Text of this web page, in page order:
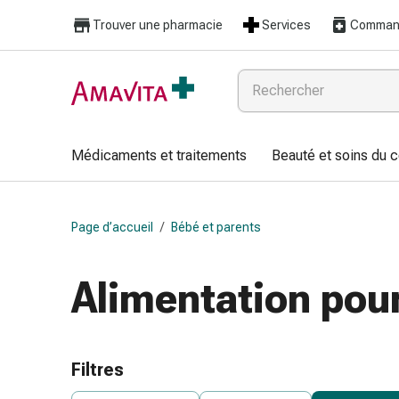
Médicaments
Lésions
cutanées
cicatrisation
élastiques
pour
Bandes
de
Trouver une pharmacie Services
Médicaments et traitements Beauté et soins du
Page d’accueil / Bébé et parents
Alimentation
Filtres